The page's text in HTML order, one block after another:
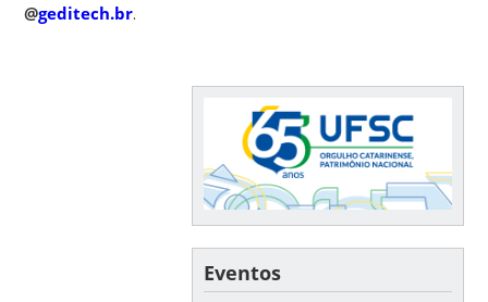
@geditech.br.
Eventos